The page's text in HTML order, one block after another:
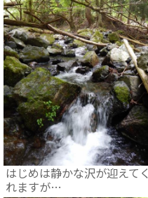
はじめは静かな沢が迎えてく
れますが…